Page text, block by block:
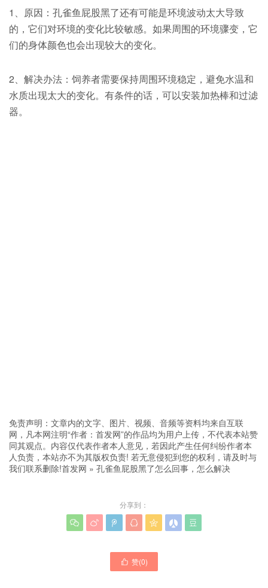
1、原因：孔雀鱼屁股黑了还有可能是环境波动太大导致
的，它们对环境的变化比较敏感。如果周围的环境骤变，它
们的身体颜色也会出现较大的变化。
2、解决办法：饲养者需要保持周围环境稳定，避免水温和
水质出现太大的变化。有条件的话，可以安装加热棒和过滤
器。
免责声明：文章内的文字、图片、视频、音频等资料均来自互联
网，凡本网注明“作者：首发网”的作品均为用户上传，不代表本站赞
同其观点。内容仅代表作者本人意见，若因此产生任何纠纷作者本
人负责，本站亦不为其版权负责! 若无意侵犯到您的权利，请及时与
我们联系删除!首发网 » 孔雀鱼屁股黑了怎么回事，怎么解决
分享到：
      
 赞(0)